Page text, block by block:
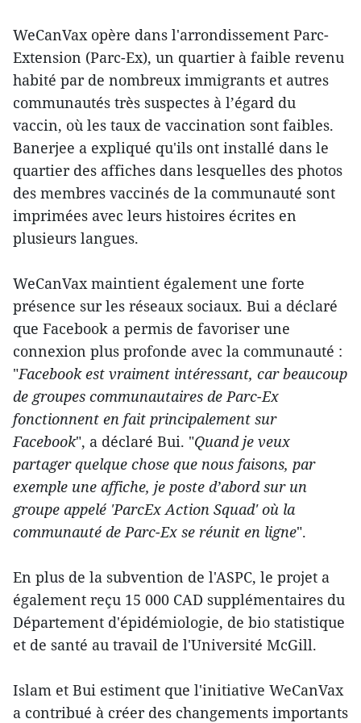
WeCanVax opère dans l'arrondissement Parc-
Extension (Parc-Ex), un quartier à faible revenu
habité par de nombreux immigrants et autres
communautés très suspectes à l’égard du
vaccin, où les taux de vaccination sont faibles.
Banerjee a expliqué qu'ils ont installé dans le
quartier des affiches dans lesquelles des photos
des membres vaccinés de la communauté sont
imprimées avec leurs histoires écrites en
plusieurs langues.
WeCanVax maintient également une forte
présence sur les réseaux sociaux. Bui a déclaré
que Facebook a permis de favoriser une
connexion plus profonde avec la communauté :
"Facebook est vraiment intéressant, car beaucoup
de groupes communautaires de Parc-Ex
fonctionnent en fait principalement sur
Facebook", a déclaré Bui. "Quand je veux
partager quelque chose que nous faisons, par
exemple une affiche, je poste d’abord sur un
groupe appelé 'ParcEx Action Squad' où la
communauté de Parc-Ex se réunit en ligne".
En plus de la subvention de l'ASPC, le projet a
également reçu 15 000 CAD supplémentaires du
Département d'épidémiologie, de bio statistique
et de santé au travail de l'Université McGill.
Islam et Bui estiment que l'initiative WeCanVax
a contribué à créer des changements importants